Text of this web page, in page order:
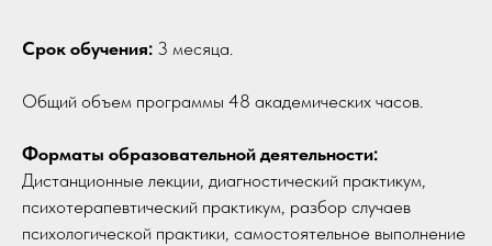
Срок обучения: 3 месяца.
Общий объем программы 48 академических часов.
Форматы образовательной деятельности:
Дистанционные лекции, диагностический практикум,
психотерапевтический практикум, разбор случаев
психологической практики, самостоятельное выполнение